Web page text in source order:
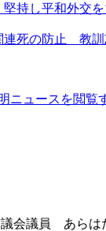
堅持し平和外交
連死の防止 教
ニュースを閲覧
議会議員 あらは